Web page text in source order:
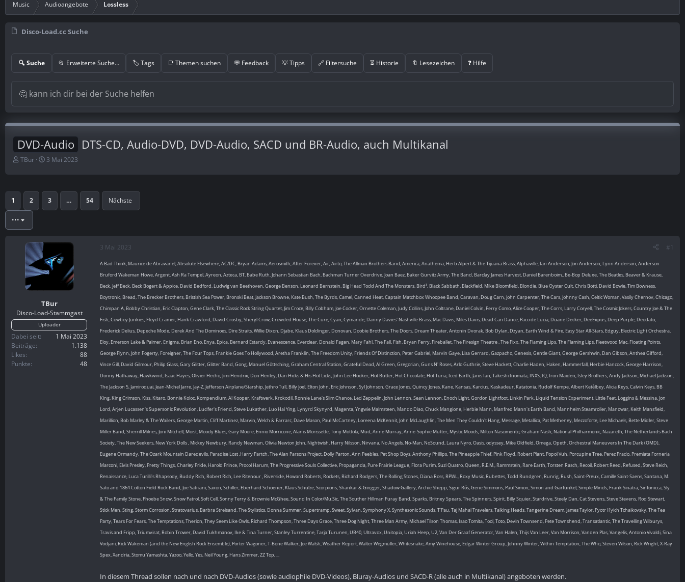
Music Audioangebote Lossless
Disco-Load.cc Suche
🔍 Suche 📂 Erweiterte Suche… 🏷️ Tags 📑 Themen suchen 💬 Feedback 💡 Tipps 🔗 Filtersuche ⏳ Historie 🔖 Lesezeichen ❓ Hilfe
DVD-Audio DTS-CD, Audio-DVD, DVD-Audio, SACD und BR-Audio, auch Multikanal
E
e
r
TBur
E
m
3 Mai 2023
1 2 3 … 54 Nächste
•••
TBur
Disco-Load-Stammgast
Uploader
Dabei seit
1 Mai 2023
Beiträge
1.138
Likes
88
Punkte
48
3 Mai 2023 #1
A Bad Think, Maurice de Abravanel, Absolute Elsewhere, AC/DC, Bryan Adams, Aerosmith, After Forever, Air, Airto, The Allman Brothers Band, America, Anathema, Herb Alpert & The Tijuana Brass, Alphaville, Ian Anderson, Jon Anderson, Lynn Anderson, Anderson
Bruford Wakeman Howe, Argent, Ash Ra Tempel, Ayreon, Azteca, BT, Babe Ruth, Johann Sebastian Bach, Bachman Turner Overdrive, Joan Baez, Baker Gurvitz Army, The Band, Barclay James Harvest, Daniel Barenboim,, Be-Bop Deluxe, The Beatles, Beaver & Krause,
Beck, Jeff Beck, Beck Bogert & Appice, David Bedford, Ludwig van Beethoven, George Benson, Leonard Bernstein, Big Head Todd And The Monsters, Bird³, Black Sabbath, Blackfield, Mike Bloomfield, Blondie, Blue Oyster Cult, Chris Botti, David Bowie, Tim Bowness,
Boytronic, Bread, The Brecker Brothers, Bristish Sea Power, Bronski Beat, Jackson Browne, Kate Bush, The Byrds, Camel, Canned Heat, Captain Matchbox Whoopee Band, Caravan, Doug Carn, John Carpenter, The Cars, Johnny Cash, Celtic Woman, Vasily Chernov, Chicago,
Chimpan A, Bobby Christian, Eric Clapton, Gene Clark, The Classic Rock String Quartet, Jim Croce, Billy Cobham, Joe Cocker, Ornette Coleman, Judy Collins, John Coltrane, Daniel Colvin, Perry Como, Alice Cooper, The Corrs, Larry Coryell, The Cosmic Jokers, Country Joe & The
Fish, Cowboy Junkies, Floyd Cramer, Hank Crawford, David Crosby, Sheryl Crow, Crowded House, The Cure, Cyan, Cymande, Danny Davies' Nashville Brass, Mac Davis, Miles Davis, Dead Can Dance, Paco de Lucia, Duane Decker, DeeExpus, Deep Purple, Deodato,
Frederick Delius, Depeche Mode, Derek And The Dominoes, Dire Straits, Willie Dixon, Djabe, Klaus Doldinger, Donovan, Doobie Brothers, The Doors, Dream Theater, Antonin Dvorak, Bob Dylan, Dzyan, Earth Wind & Fire, Easy Star All-Stars, Edguy, Electric Light Orchestra,
Eloy, Emerson Lake & Palmer, Enigma, Brian Eno, Enya, Epica, Bernard Estardy, Evanescence, Everclear, Donald Fagen, Mary Fahl, The Fall, Fish, Bryan Ferry, Fireballet, The Firesign Theatre , The Fixx, The Flaming Lips, The Flaming Lips, Fleetwood Mac, Floating Points,
George Flynn, John Fogerty, Foreigner, The Four Tops, Frankie Goes To Hollywood, Aretha Franklin, The Freedom Unity, Friends Of Distinction, Peter Gabriel, Marvin Gaye, Lisa Gerrard, Gazpacho, Genesis, Gentle Giant, George Gershwin, Dan Gibson, Anthea Gifford,
Vince Gill, David Gilmour, Philip Glass, Gary Glitter, Glitter Band, Gong, Manuel Göttsching, Graham Central Station, Grateful Dead, Al Green, Gregorian, Guns N' Roses, Arlo Guthrie, Steve Hackett, Charlie Haden, Haken, Hammerfall, Herbie Hancock, George Harrison,
Donny Hathaway, Hawkwind, Isaac Hayes, Olivier Hecho, Jimi Hendrix, Don Henley, Dan Hicks & His Hot Licks, John Lee Hooker, Hot Butter, Hot Chocolate, Hot Tuna, Iced Earth, Janis Ian, Takeshi Inomata, INXS, IQ, Iron Maiden, Isley Brothers, Andy Jackson, Michael Jackson,
The Jackson 5, Jamiroquai, Jean-Michel Jarre, Jay-Z, Jefferson Airplane/Starship, Jethro Tull, Billy Joel, Elton John, Eric Johnson, Syl Johnson, Grace Jones, Quincy Jones, Kane, Kansas, Karcius, Kaskadeur, Katatonia, Rudolf Kempe, Albert Ketèlbey, Alicia Keys, Calvin Keys, BB
King, King Crimson, Kiss, Kitaro, Bonnie Koloc, Kompendium, Al Kooper, Kraftwerk, Krokodil, Ronnie Lane's Slim Chance, Led Zeppelin, John Lennon, Sean Lennon, Enoch Light, Gordon Lightfoot, Linkin Park, Liquid Tension Experiment, Little Feat, Loggins & Messina, Jon
Lord, Arjen Lucassen's Supersonic Revolution, Lucifer's Friend, Steve Lukather, Luo Hai Ying, Lynyrd Skynyrd, Magenta, Yngwie Malmsteen, Mando Diao, Chuck Mangione, Herbie Mann, Manfred Mann's Earth Band, Mannheim Steamroller, Manowar, Keith Mansfield,
Marillion, Bob Marley & The Wailers, George Martin, Cliff Martinez, Marvin, Welch & Farrarc, Dave Mason, Paul McCartney, Loreena McKennit, John McLaughlin, The Men They Couldn't Hang, Message, Metallica, Pat Metheney, Mezzoforte, Lee Michaels, Bette Midler, Steve
Miller Band, Sherrill Milnes, Joni Mitchell, Moist, Moody Blues, Gary Moore, Ennio Morricone, Alanis Morissette, Tony Mottola, Mud, Anne Murray, Anne-Sophie Mutter, Mystic Moods, Milton Nascimento, Graham Nash, National Philharmonic, Nazareth, The Netherlands Bach
Society, The New Seekers, New York Dolls , Mickey Newbury, Randy Newman, Olivia Newton John, Nightwish, Harry Nilsson, Nirvana, No Angels, No-Man, NoSound, Laura Nyro, Oasis, odyssey, Mike Oldfield, Omega, Opeth, Orchestral Maneuvers In The Dark (OMD),
Eugene Ormandy, The Ozark Mountain Daredevils, Paradise Lost ,Harry Partch, The Alan Parsons Project, Dolly Parton, Ann Peebles, Pet Shop Boys, Anthony Phillips, The Pineapple Thief, Pink Floyd, Robert Plant, Popol Vuh, Porcupine Tree, Perez Prado, Premiata Forneria
Marconi, Elvis Presley, Pretty Things, Charley Pride, Harold Prince, Procol Harum, The Progressive Souls Collective, Propaganda, Pure Prairie League, Flora Purim, Suzi Quatro, Queen, R.E.M., Rammstein, Rare Earth, Torsten Rasch, Recoil, Robert Reed, Refused, Steve Reich,
Renaissance, Luca Turilli's Rhapsody, Buddy Rich, Robert Rich, Lee Ritenour , Riverside, Howard Roberts, Rockets, Richard Rodgers, The Rolling Stones, Diana Ross, RPWL, Roxy Music, Rubettes, Todd Rundgren, Runrig, Rush, Saint-Preux, Camille Saint-Saens, Santana, M.
Sato and 1864 Cotton Field Rock Band, Joe Satriani, Saxon, Schiller, Eberhard Schoener, Klaus Schulze, Scorpions, Shankar & Gingger, Shadow Gallery, Archie Shepp, Sigur Rós, Gene Simmons, Paul Simon, Simon and Garfunkel, Simple Minds, Frank Sinatra, Sinfönicca, Sly
& The Family Stone, Phoebe Snow, Snow Patrol, Soft Cell, Sonny Terry & Brownie McGhee, Sound In Color/Mu.Sic, The Souther Hillman Furay Band, Sparks, Britney Spears, The Spinners, Spirit, Billy Squier, Stardrive, Steely Dan, Cat Stevens, Steve Stevens, Rod Stewart,
Stick Men, Sting, Storm Corrosion, Stratovarius, Barbra Streisand, The Stylistics, Donna Summer, Supertramp, Sweet, Sylvan, Symphony X, Synthesonic Sounds, T'Pau, Taj Mahal Travelers, Talking Heads, Tangerine Dream, James Taylor, Pyotr Il’yich Tchaikovsky, The Tea
Party, Tears For Fears, The Temptations, Therion, They Seem Like Owls, Richard Thompson, Three Days Grace, Three Dog Night, Three Man Army, Michael Tilson Thomas, Isao Tomita, Tool, Toto, Devin Townsend, Pete Townshend, Transatlantic, The Travelling Wilburys,
Travis and Fripp, Triumvirat, Robin Trower, David Tukhmanov, Ike & Tina Turner, Stanley Turrentine, Tarja Turunen, UB40, Ultravox, Unitopia, Uriah Heep, U2, Van Der Graaf Generator, Van Halen, Thijs Van Leer, Van Morrison, Vanden Plas, Vangelis, Antonio Vivaldi, Sina
Vodjani, Rick Wakeman (and the New English Rock Ensemble), Porter Wagoner, T-Bone Walker, Joe Walsh, Weather Report, Walter Wegmüller, Whitesnake, Amy Winehouse, Edgar Winter Group, Johnny Winter, Within Temptation, The Who, Steven Wilson, Rick Wright, X-Ray
Spex, Xandria, Stomu Yamashta, Yazoo, Yello, Yes, Neil Young, Hans Zimmer, ZZ Top, ...
In diesem Thread sollen nach und nach DVD-Audios (sowie audiophile DVD-Videos), Bluray-Audios und SACD-R (alle auch in Multikanal) angeboten werden.